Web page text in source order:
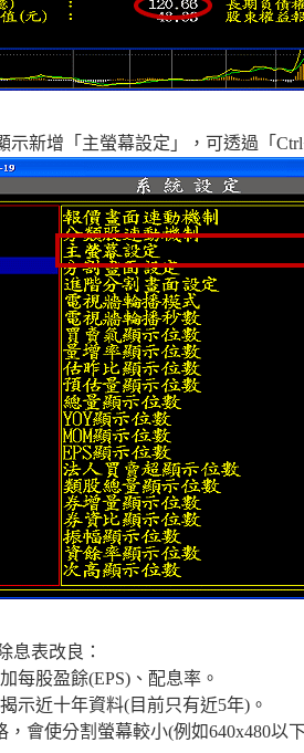
示新增「主螢幕設定」，可透過「
息表改良：
每股盈餘(EPS)、配息率。
示近十年資料(目前只有近5年)。
，會使分割螢幕較小(例如640x480